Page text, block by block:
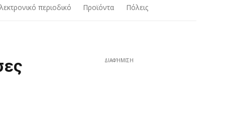
περιοδικό Προϊόντα Πόλεις
ΔΙΑΦΉΜΙΣΗ